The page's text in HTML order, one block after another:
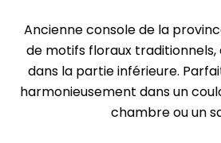
Ancienne console de la
de motifs floraux
dans la partie inférieure.
harmonieusement dans un
chambre ou un